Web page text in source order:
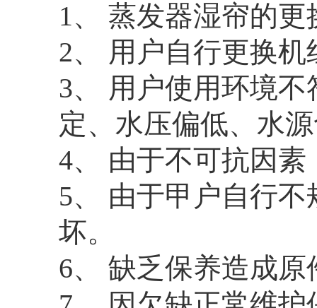
1、 蒸发器湿帘的
2、 用户自行更换
3、 用户使用环境
定、水压偏低、水
4、 由于不可抗因
5、 由于甲户自行
坏。
6、 缺乏保养造成